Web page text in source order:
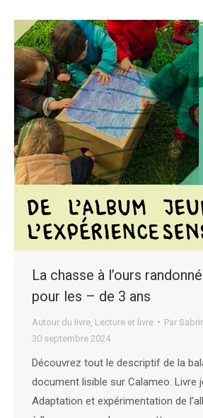
La chasse à l’ours
pour les – de 3 ans
Autour du livre Lecture et livre Par
30 septembre 2024
Découvrez tout le descriptif de la
document lisible sur Calameo. Livre
Adaptation et expérimentation de